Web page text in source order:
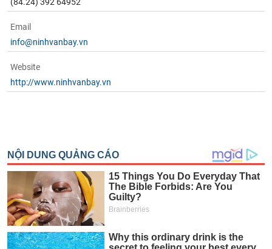
Email
info@ninhvanbay.vn
Website
http://www.ninhvanbay.vn